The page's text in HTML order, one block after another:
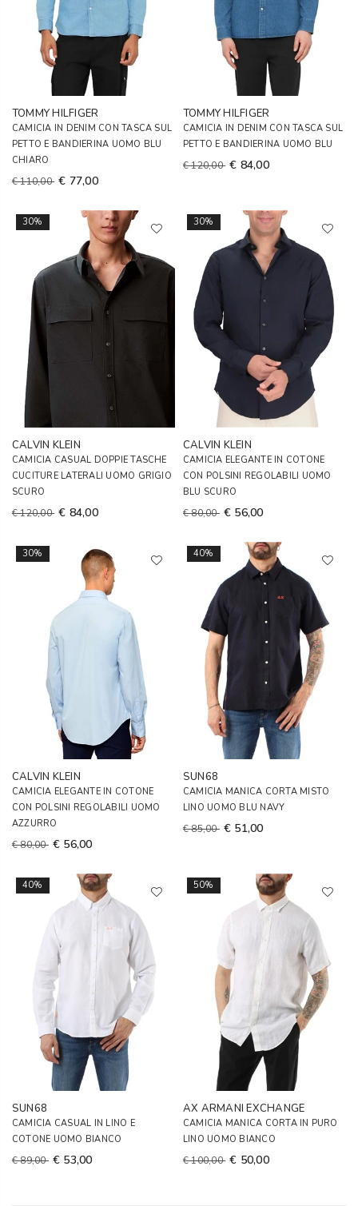
TOMMY HILFIGER
CAMICIA IN DENIM CON TASCA SUL
PETTO E BANDIERINA UOMO BLU
CHIARO
€ 110,00 € 77,00
TOMMY HILFIGER
CAMICIA IN DENIM CON TASCA SUL
PETTO E BANDIERINA UOMO BLU
€ 120,00 € 84,00
30%
CALVIN KLEIN
CAMICIA CASUAL DOPPIE TASCHE
CUCITURE LATERALI UOMO GRIGIO
SCURO
€ 120,00 € 84,00
30%
CALVIN KLEIN
CAMICIA ELEGANTE IN COTONE
CON POLSINI REGOLABILI UOMO
BLU SCURO
€ 80,00 € 56,00
30%
CALVIN KLEIN
CAMICIA ELEGANTE IN COTONE
CON POLSINI REGOLABILI UOMO
AZZURRO
€ 80,00 € 56,00
40%
SUN68
CAMICIA MANICA CORTA MISTO
LINO UOMO BLU NAVY
€ 85,00 € 51,00
40%
SUN68
CAMICIA CASUAL IN LINO E
COTONE UOMO BIANCO
€ 89,00 € 53,00
50%
AX ARMANI EXCHANGE
CAMICIA MANICA CORTA IN PURO
LINO UOMO BIANCO
€ 100,00 € 50,00